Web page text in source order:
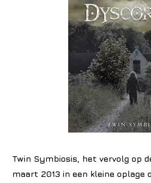
Twin Symbiosis, het vervolg op
maart 2013 in een kleine oplage